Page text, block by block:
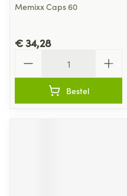
Memixx Caps 60
€ 34,28
Bestel